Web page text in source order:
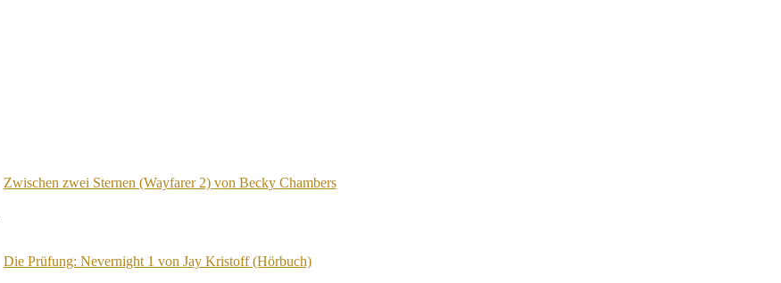
Zwischen zwei Sternen (Wayfarer 2) von Becky Chambers
Die Prüfung: Nevernight 1 von Jay Kristoff (Hörbuch)